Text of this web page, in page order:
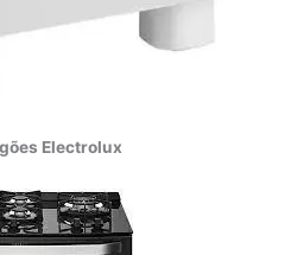
Electrolux